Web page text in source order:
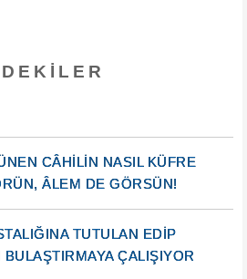
CÂHİLİN NASIL KÜFRE
ÂLEM DE GÖRSÜN!
TUTULAN EDİP
ÇALIŞIYOR